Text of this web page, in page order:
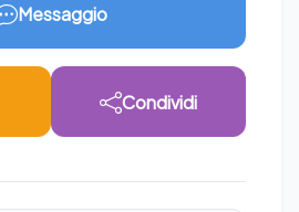
Messaggio
Condividi